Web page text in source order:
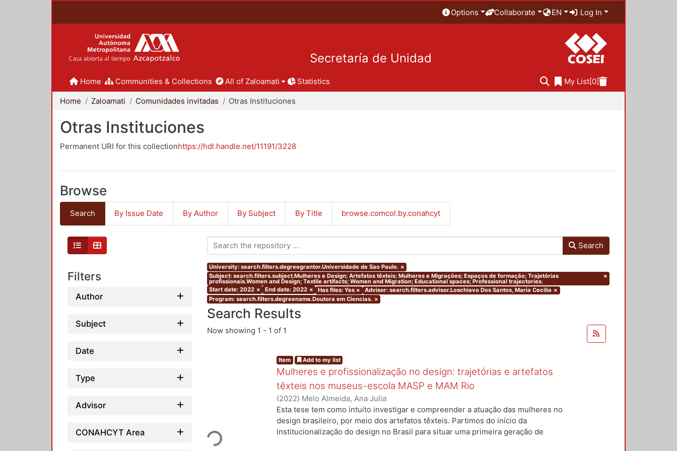
Options Collaborate EN Log In
Secretaría de Unidad
Home Communities & Collections All of Zaloamati Statistics My List[0]
Home Zaloamati Comunidades invitadas Otras Instituciones
Otras Instituciones
Permanent URI for this collectionhttps://hdl.handle.net/11191/3228
Browse
Search By Issue Date By Author By Subject By Title browse.comcol.by.conahcyt
Filters
Author
Subject
Date
Type
Advisor
CONAHCYT Area
Search
University: search.filters.degreegrantor.Universidade de Sao Paulo. ×
Subject: search.filters.subject.Mulheres e Design; Artefatos têxteis; Mulheres e Migrações; Espaços de formação; Trajetórias
profissionais.Women and Design; Textile artifacts; Women and Migration; Educational spaces; Professional trajectories.
×
Start date: 2022 × End date: 2022 × Has files: Yes × Advisor: search.filters.advisor.Loschiavo Dos Santos, Maria Cecilia ×
Program: search.filters.degreename.Doutora em Ciencias. ×
Search Results
Now showing 1 - 1 of 1
Loading...
Item Add to my list
Mulheres e profissionalização no design: trajetórias e artefatos
têxteis nos museus-escola MASP e MAM Rio
(2022) Melo Almeida, Ana Julia
Esta tese tem como intuito investigar e compreender a atuação das mulheres no
design brasileiro, por meio dos artefatos têxteis. Partimos do início da
institucionalização do design no Brasil para situar uma primeira geração de